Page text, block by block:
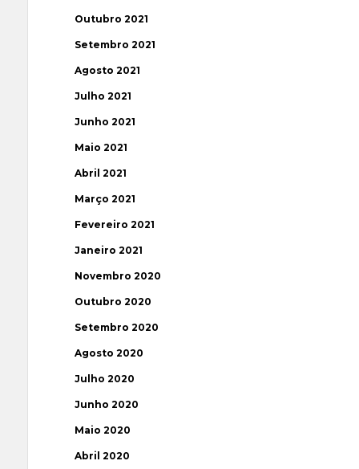
Outubro 2021
Setembro 2021
Agosto 2021
Julho 2021
Junho 2021
Maio 2021
Abril 2021
Março 2021
Fevereiro 2021
Janeiro 2021
Novembro 2020
Outubro 2020
Setembro 2020
Agosto 2020
Julho 2020
Junho 2020
Maio 2020
Abril 2020